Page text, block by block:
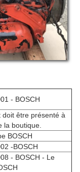
- BOSCH
doit être présenté à
la boutique.
BOSCH
-BOSCH
- BOSCH - Le